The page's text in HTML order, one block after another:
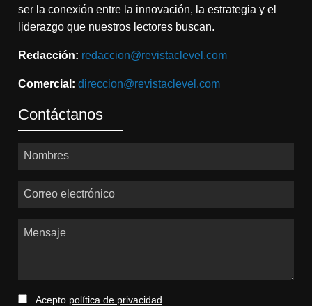
ser la conexión entre la innovación, la estrategia y el
liderazgo que nuestros lectores buscan.
Redacción: redaccion@revistaclevel.com
Comercial: direccion@revistaclevel.com
Contáctanos
Nombres
Correo electrónico
Mensaje
Acepto política de privacidad